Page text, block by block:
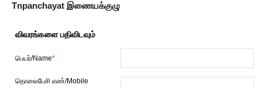
Tnpanchayat இணையக்குழு
விவரங்களை பதிவிடவும்
பெயர்/Name*
தொலைபேசி எண்/Mobile